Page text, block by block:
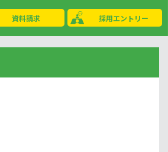
資料請求 採用エントリー